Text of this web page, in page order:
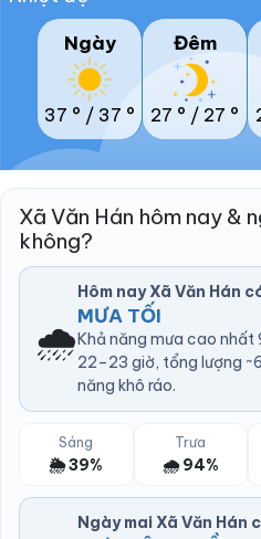
Ngày
37 ° / 37 °
Đêm
27 ° / 27 °
Xã Văn Hán hôm nay &
không?
🌧️
Hôm nay Xã Văn Hán
MƯA TỐI
Khả năng mưa cao
22–23 giờ, tổng lượng
năng khô ráo.
Sáng
🌦️ 39%
Trưa
🌧️ 94%
Ngày mai Xã Văn Hán